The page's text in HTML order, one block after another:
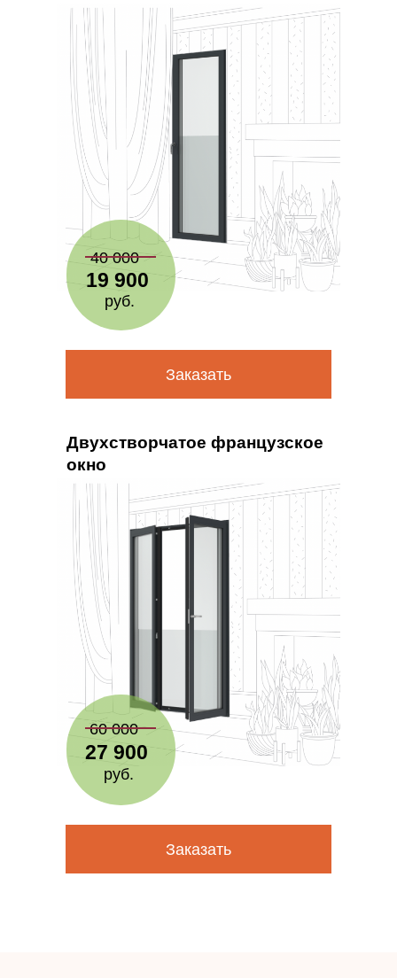
60 000
27 900
руб.
40 000
19 900
руб.
Заказать
Двухстворчатое французское
окно
Заказать